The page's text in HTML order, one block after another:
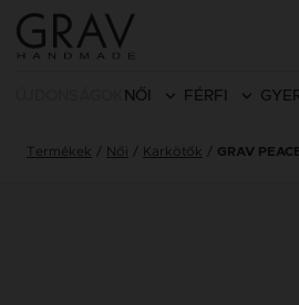
NŐI FÉRFI
Termékek Női Karkötők GRAV